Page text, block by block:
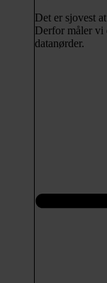
Det er sjovest
Derfor måler vi
datanørder.